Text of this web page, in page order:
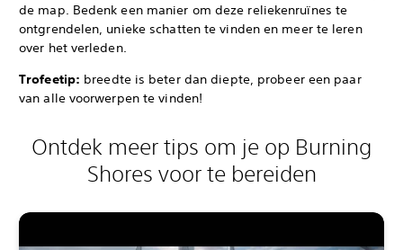
de map. Bedenk een manier om deze reliekenruïnes te
ontgrendelen, unieke schatten te vinden en meer te leren
over het verleden.
Trofeetip: breedte is beter dan diepte, probeer een paar
van alle voorwerpen te vinden!
Ontdek meer tips om je op Burning
Shores voor te bereiden